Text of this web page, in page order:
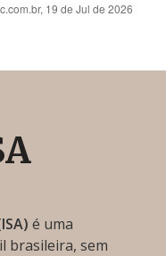
19 de Jul de 2026
é uma
brasileira, sem